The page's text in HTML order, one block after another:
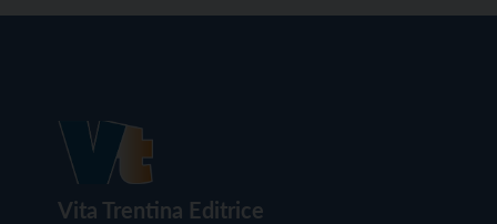
Vita Trentina Editrice